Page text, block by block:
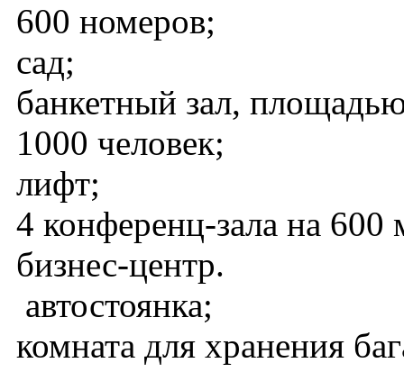
600 номеров;
сад;
банкетный зал,
1000 человек;
лифт;
4 конференц-зала на 600
бизнес-центр.
автостоянка;
комната для хранения